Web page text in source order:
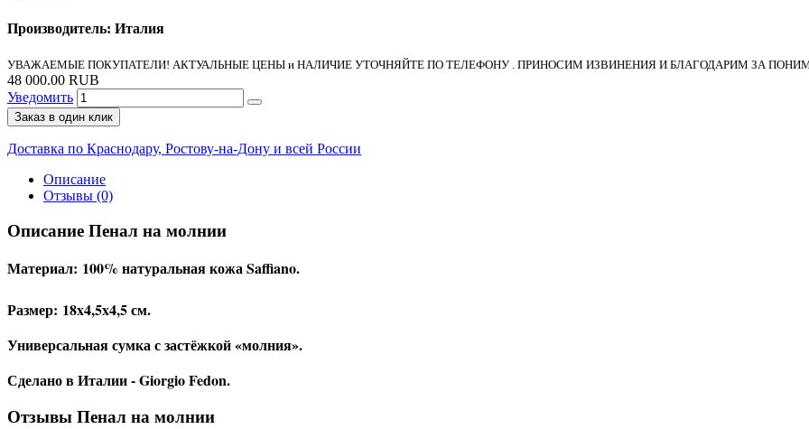
Производитель: Италия
УВАЖАЕМЫЕ ПОКУПАТЕЛИ! АКТУАЛЬНЫЕ ЦЕНЫ и НАЛИЧИЕ УТОЧНЯЙТЕ ПО ТЕЛЕФОНУ . ПРИНОСИМ ИЗВИНЕНИЯ И БЛАГОДАРИМ ЗА
48 000.00 RUB
Уведомить
Заказ в один клик
Доставка по Краснодару, Ростову-на-Дону и всей России
Описание
Отзывы (0)
Описание Пенал на молнии
Материал: 100% натуральная кожа Saffiano.
Размер: 18x4,5x4,5 см.
Универсальная сумка с застёжкой «молния».
Сделано в Италии - Giorgio Fedon.
Отзывы Пенал на молнии